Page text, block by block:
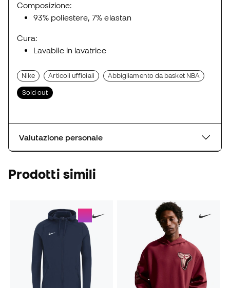
Composizione:
93% poliestere, 7% elastan
Cura:
Lavabile in lavatrice
Nike Articoli ufficiali Abbigliamento da basket NBA
Sold out
Valutazione personale
Prodotti simili